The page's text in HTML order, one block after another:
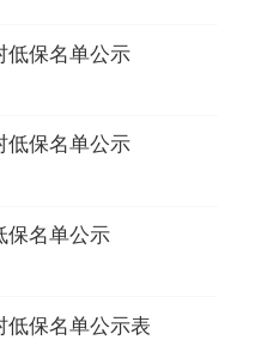
低保名单公示
低保名单公示
保名单公示
低保名单公示表